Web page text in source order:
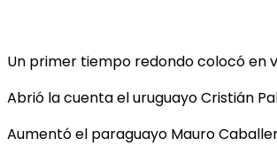
Un primer tiempo redondo colocó en
Abrió la cuenta el uruguayo Cristián
Aumentó el paraguayo Mauro